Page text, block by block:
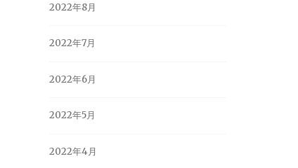
2022年8月
2022年7月
2022年6月
2022年5月
2022年4月